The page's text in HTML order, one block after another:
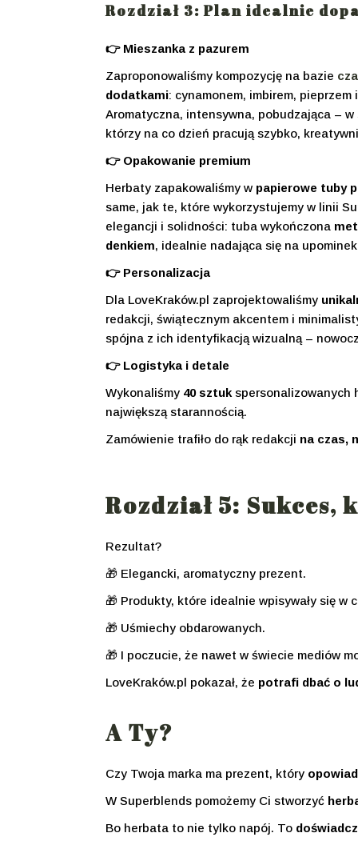
Rozdział 3: Plan idealnie
👉 Mieszanka z pazurem
Zaproponowaliśmy kompozycję na bazie
dodatkami: cynamonem, imbirem, pieprzem
Aromatyczna, intensywna, pobudzająca – w
którzy na co dzień pracują szybko,
👉 Opakowanie premium
Herbaty zapakowaliśmy w papierowe tuby
same, jak te, które wykorzystujemy w linii
elegancji i solidności: tuba wykończona
denkiem, idealnie nadająca się na
👉 Personalizacja
Dla LoveKraków.pl zaprojektowaliśmy
redakcji, świątecznym akcentem i
spójna z ich identyfikacją wizualną –
👉 Logistyka i detale
Wykonaliśmy 40 sztuk spersonalizowanych
największą starannością.
Zamówienie trafiło do rąk redakcji na czas,
Rozdział 5:
Rezultat?
🎁 Elegancki, aromatyczny prezent.
🎁 Produkty, które idealnie wpisywały się w
🎁 Uśmiechy obdarowanych.
🎁 I poczucie, że nawet w świecie mediów
LoveKraków.pl pokazał, że potrafi dbać o
A Ty?
Czy Twoja marka ma prezent, który
W Superblends pomożemy Ci stworzyć
Bo herbata to nie tylko napój. To